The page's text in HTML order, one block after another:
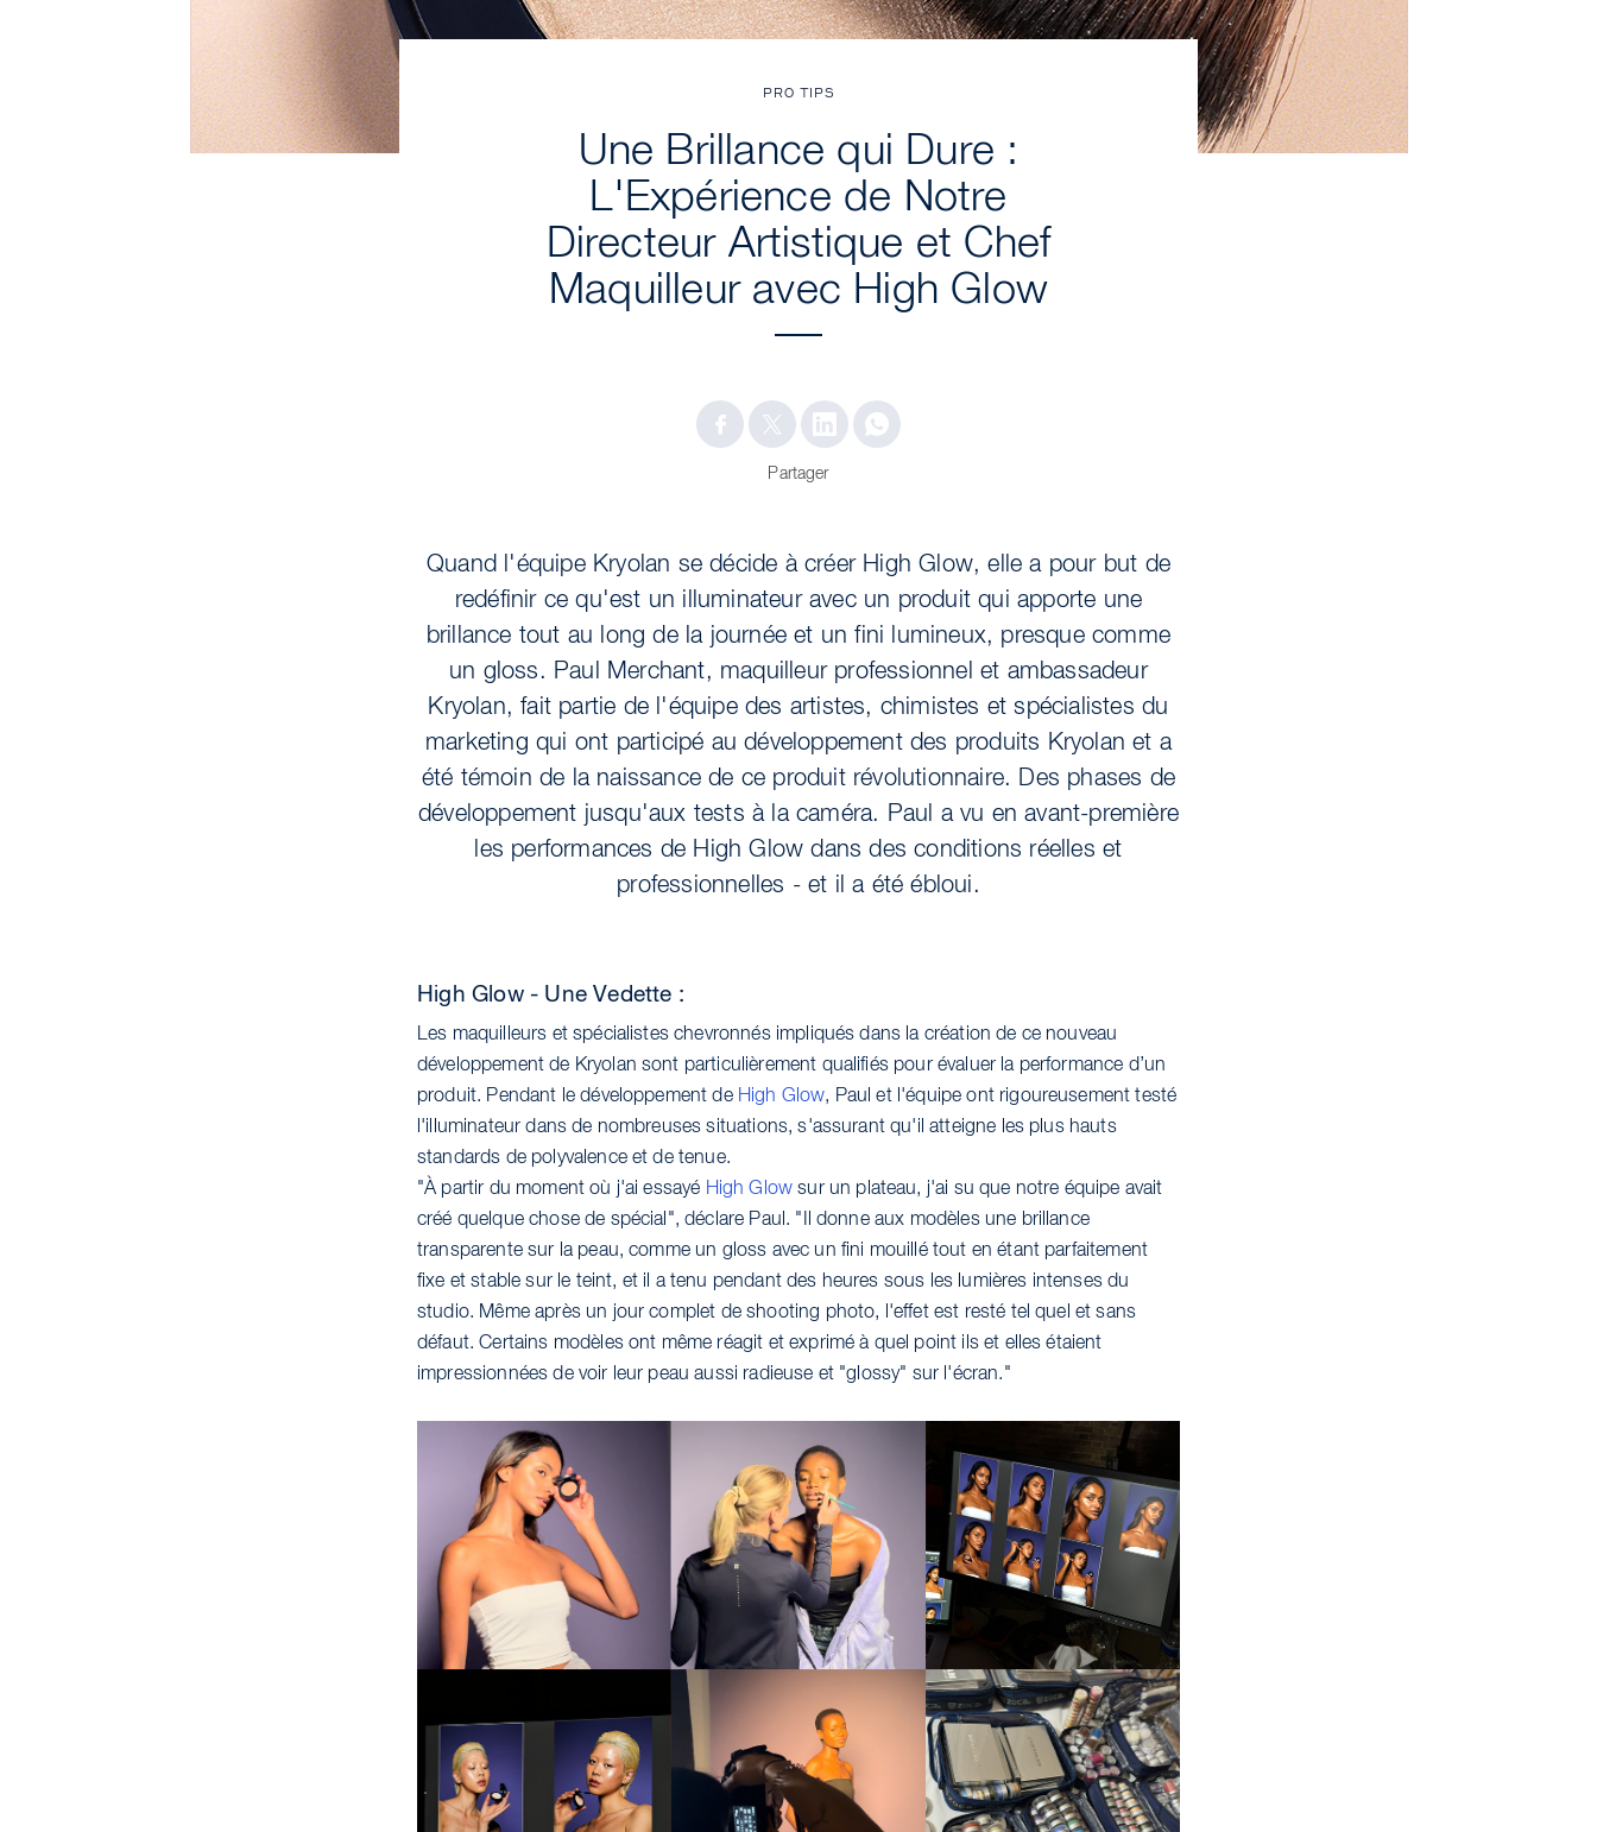
PRO TIPS
Une Brillance qui Dure :
L'Expérience de Notre
Directeur Artistique et Chef
Maquilleur avec High Glow
Partager
Quand l'équipe Kryolan se décide à créer High Glow, elle a pour but de
redéfinir ce qu'est un illuminateur avec un produit qui apporte une
brillance tout au long de la journée et un fini lumineux, presque comme
un gloss. Paul Merchant, maquilleur professionnel et ambassadeur
Kryolan, fait partie de l'équipe des artistes, chimistes et spécialistes du
marketing qui ont participé au développement des produits Kryolan et a
été témoin de la naissance de ce produit révolutionnaire. Des phases de
développement jusqu'aux tests à la caméra. Paul a vu en avant-première
les performances de High Glow dans des conditions réelles et
professionnelles - et il a été ébloui.
High Glow - Une Vedette :
Les maquilleurs et spécialistes chevronnés impliqués dans la création de ce nouveau
développement de Kryolan sont particulièrement qualifiés pour évaluer la performance d’un
produit. Pendant le développement de High Glow, Paul et l'équipe ont rigoureusement testé
l'illuminateur dans de nombreuses situations, s'assurant qu'il atteigne les plus hauts
standards de polyvalence et de tenue.
"À partir du moment où j'ai essayé High Glow sur un plateau, j'ai su que notre équipe avait
créé quelque chose de spécial", déclare Paul. "Il donne aux modèles une brillance
transparente sur la peau, comme un gloss avec un fini mouillé tout en étant parfaitement
fixe et stable sur le teint, et il a tenu pendant des heures sous les lumières intenses du
studio. Même après un jour complet de shooting photo, l'effet est resté tel quel et sans
défaut. Certains modèles ont même réagit et exprimé à quel point ils et elles étaient
impressionnées de voir leur peau aussi radieuse et "glossy" sur l'écran."